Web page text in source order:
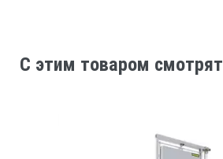
C этим товаром смотрят